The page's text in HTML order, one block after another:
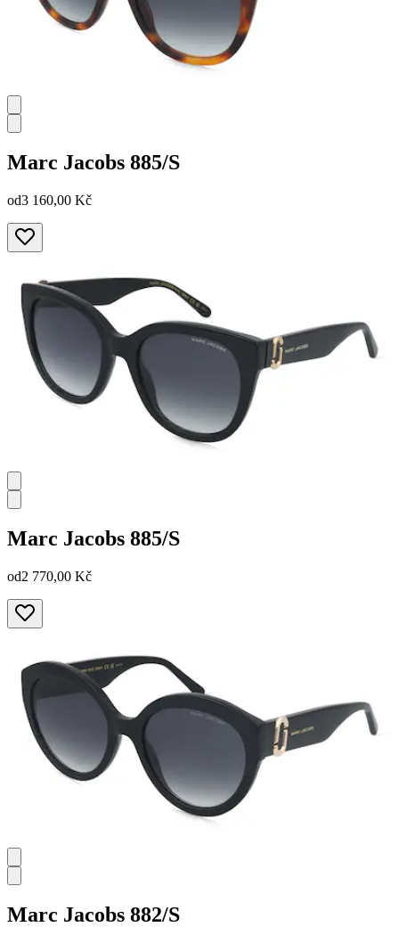
Marc Jacobs 885/S
od3 160,00 Kč
Marc Jacobs 885/S
od2 770,00 Kč
Marc Jacobs 882/S